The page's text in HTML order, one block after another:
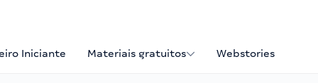
Iniciante Materiais gratuitos Webstories